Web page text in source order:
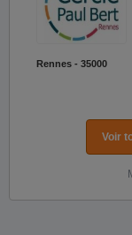
Rennes - 35000
Voir